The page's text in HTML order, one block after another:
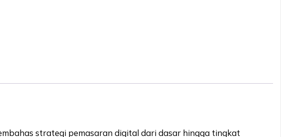
strategi pemasaran digital dari dasar hingga tingkat